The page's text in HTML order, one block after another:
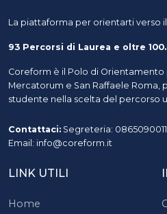
La piattaforma per orientarti verso
93 Percorsi di Laurea e oltre
Coreform è il Polo di Orientamento
Mercatorum e San Raffaele Roma,
studente nella scelta del percorso
Contattaci: Segreteria:
Email: info@coreform.it
LINK UTILI
Home